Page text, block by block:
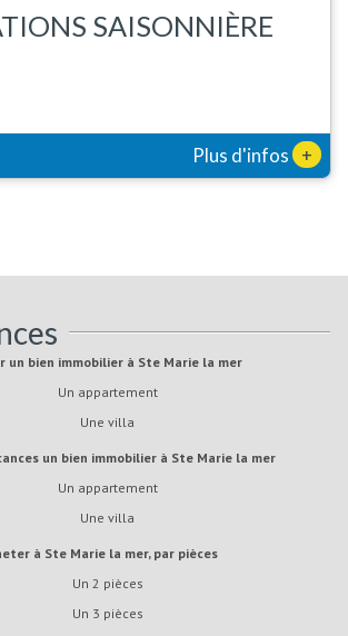
SAISONNIÈRE
Plus d'infos +
un bien immobilier à Ste Marie la mer
Un appartement
Une villa
un bien immobilier à Ste Marie la mer
Un appartement
Une villa
à Ste Marie la mer, par pièces
Un 2 pièces
Un 3 pièces